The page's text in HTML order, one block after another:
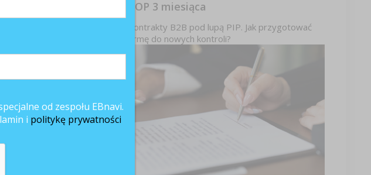
daje im się wolną rękę,
zarządzania i zaufanie dają
pomysł. Często, gdy
się tego! W zarządzaniu
jest również, aby mówić
zdaniem najważniejsze
on będzie mnie
z pracownikami było
rośniemy powyżej 20%
mówię: najtrudniejsza była
TOP 3 miesiąca
Kontrakty B2B pod lupą PIP. Jak przygotować
firmę do nowych kontroli?
od zespołu EBnavi.
i politykę prywatności